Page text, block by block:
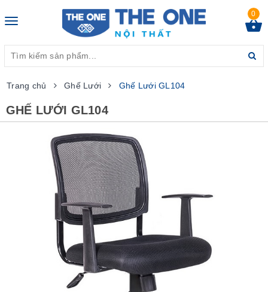
Toggle
0
Trang chủ Ghế Lưới Ghế Lưới GL104
GHẾ LƯỚI GL104